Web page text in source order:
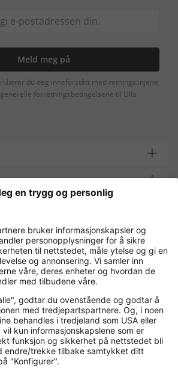
Meld meg på
du deg inneforstått med retningslinjene
forretningsbetingelsene til Ulla
trygt med